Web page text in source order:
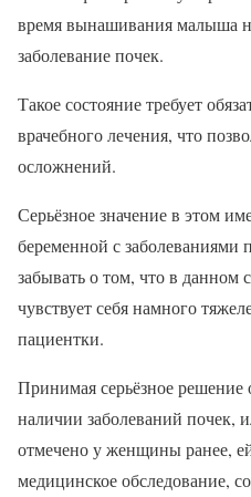
время вынашивания малыша
заболевание почек.
Такое состояние требует
врачебного лечения, что
осложнений.
Серьёзное значение в этом
беременной с заболеваниями
забывать о том, что в данном
чувствует себя намного
пациентки.
Принимая серьёзное
наличии заболеваний почек,
отмечено у женщины ранее,
медицинское обследование,